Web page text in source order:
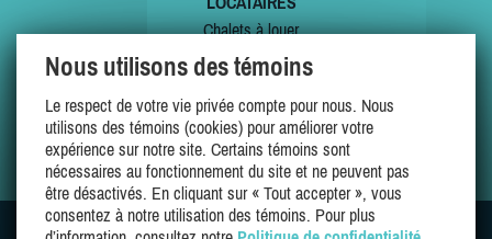
Chalets à louer
Chalets à vendre
Offres spéciales
Mes favoris
Nous utilisons des témoins
Le respect de votre vie privée compte pour nous. Nous
utilisons des témoins (cookies) pour améliorer votre
expérience sur notre site. Certains témoins sont
nécessaires au fonctionnement du site et ne peuvent pas
être désactivés. En cliquant sur « Tout accepter », vous
consentez à notre utilisation des témoins. Pour plus